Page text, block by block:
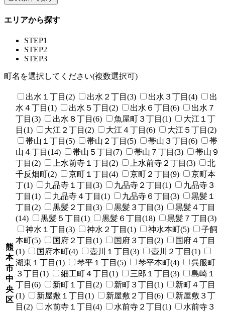
エリアから探す
STEP1
STEP2
STEP3
町名を選択してください(複数選択可)
熊
本
市
中
央
区
出水１丁目(2) 出水２丁目(3) 出水３丁目(4)
出
水４丁目(1)
出水５丁目(2) 出水６丁目(6)
出水７
丁目(3)
出水８丁目(6) 魚屋町３丁目(1)
大江１丁
目(1)
大江２丁目(2) 大江４丁目(6)
大江５丁目(2)
帯山１丁目(5)
帯山２丁目(5) 帯山３丁目(6)
帯
山４丁目(14)
帯山５丁目(7) 帯山７丁目(3)
帯山９
丁目(2)
上水前寺１丁目(2) 上水前寺２丁目(3)
北
千反畑町(2)
京町１丁目(4) 京町２丁目(9)
京町本
丁(1)
九品寺１丁目(3) 九品寺２丁目(1)
九品寺３
丁目(1)
九品寺４丁目(1) 九品寺６丁目(3)
黒髪１
丁目(2)
黒髪２丁目(3) 黒髪３丁目(3)
黒髪４丁目
(14)
黒髪５丁目(1) 黒髪６丁目(18)
黒髪７丁目(3)
神水１丁目(3)
神水２丁目(1) 神水本町(5)
子飼
本町(5)
国府２丁目(1) 国府３丁目(2)
国府４丁目
(1)
国府本町(4) 壺川１丁目(3)
壺川２丁目(1)
湖東１丁目(1)
琴平１丁目(5) 琴平本町(4)
呉服町
３丁目(1)
細工町４丁目(1) 三郎１丁目(3)
島崎１
丁目(6)
新町１丁目(2) 新町３丁目(1)
新町４丁目
(1)
新屋敷１丁目(1) 新屋敷２丁目(6)
新屋敷３丁
目(2)
水前寺１丁目(4) 水前寺２丁目(1)
水前寺３